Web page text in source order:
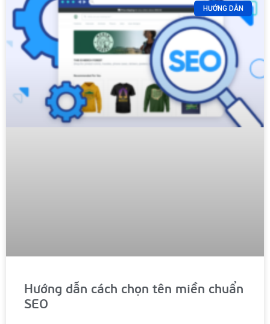
HƯỚNG DẪN
Hướng dẫn cách chọn tên miền chuẩn
SEO